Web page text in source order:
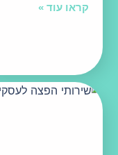
קראו עוד »